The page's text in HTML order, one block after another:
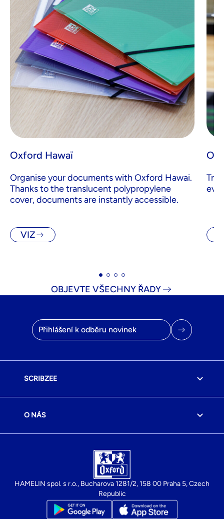
Oxford Hawaï
Organise your documents with Oxford Hawai.
Thanks to the translucent polypropylene
cover, documents are instantly accessible.
VIZ
OBJEVTE VŠECHNY ŘADY
E-mailová adresa
SCRIBZEE
O NÁS
HAMELIN spol. s r.o., Bucharova 1281/2, 158 00 Praha 5, Czech
Republic